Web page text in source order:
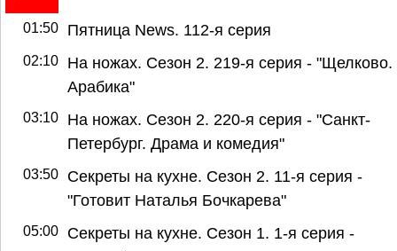
01:50 Пятница News. 112-я серия
02:10
На ножах. Сезон 2. 219-я серия - "Щелково.
Арабика"
03:10
На ножах. Сезон 2. 220-я серия - "Санкт-
Петербург. Драма и комедия"
03:50
Секреты на кухне. Сезон 2. 11-я серия -
"Готовит Наталья Бочкарева"
05:00
Секреты на кухне. Сезон 1. 1-я серия -